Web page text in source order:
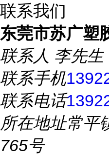
联系我们
东莞市苏广塑
联系人 李先生
联系手机
联系电话
所在地址常平
765号